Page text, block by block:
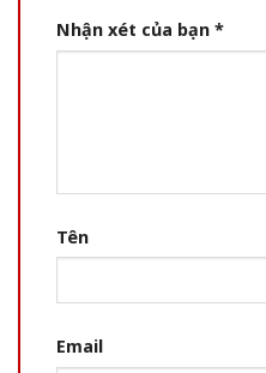
Nhận xét của bạn *
Tên
Email